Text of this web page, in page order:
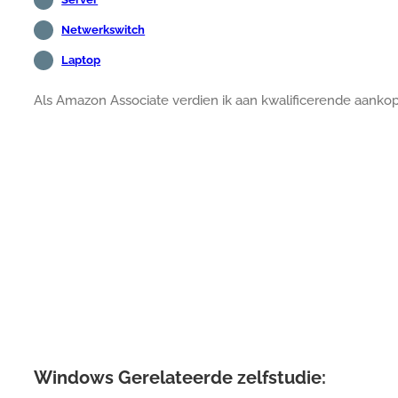
Netwerkswitch
Laptop
Als Amazon Associate verdien ik aan kwalificerende
Windows Gerelateerde zelfstudie: